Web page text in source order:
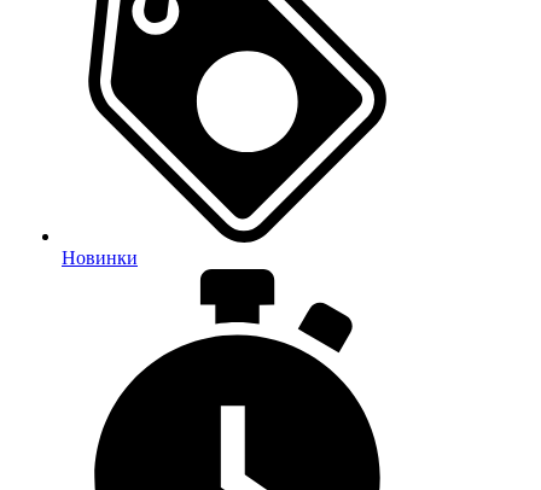
Новинки